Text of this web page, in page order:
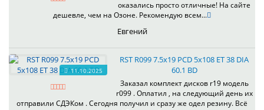
оказались просто отличные! На сайте
дешевле, чем на Озоне. Рекомендую всем...
Евгений
11.10.2025
RST R099 7.5x19 PCD 5x108 ET 38 DIA
60.1 BD
Заказал комплект дисков r19 модель
r099 . Оплатил , на следующий день их
отправили СДЭКом . Сегодня получил и сразу же одел резину. Всё